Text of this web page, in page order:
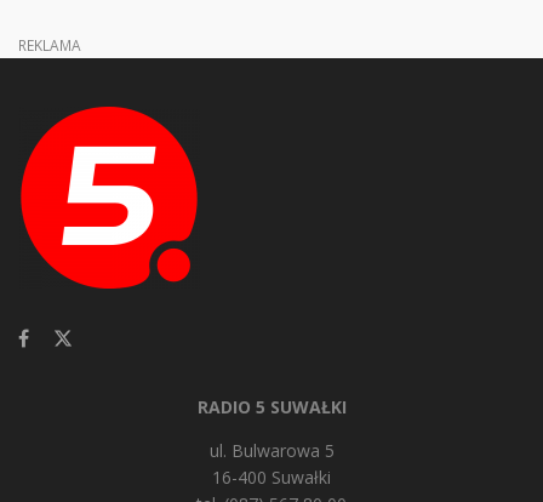
REKLAMA
RADIO 5 SUWAŁKI
ul. Bulwarowa 5
16-400 Suwałki